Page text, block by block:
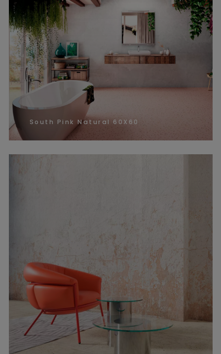
South Pink Natural 60X60